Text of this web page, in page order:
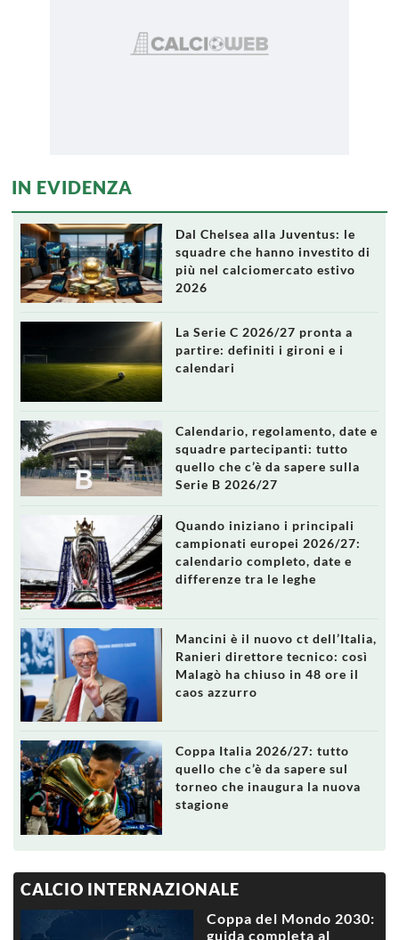
IN EVIDENZA
Dal Chelsea alla Juventus: le
squadre che hanno investito di
più nel calciomercato estivo
2026
La Serie C 2026/27 pronta a
partire: definiti i gironi e i
calendari
Calendario, regolamento, date e
squadre partecipanti: tutto
quello che c’è da sapere sulla
Serie B 2026/27
Quando iniziano i principali
campionati europei 2026/27:
calendario completo, date e
differenze tra le leghe
Mancini è il nuovo ct dell’Italia,
Ranieri direttore tecnico: così
Malagò ha chiuso in 48 ore il
caos azzurro
Coppa Italia 2026/27: tutto
quello che c’è da sapere sul
torneo che inaugura la nuova
stagione
CALCIO INTERNAZIONALE
Coppa del Mondo 2030:
guida completa al